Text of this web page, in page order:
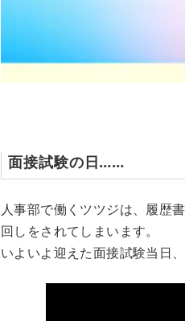
面接試験の日……
人事部で働くツツジは、履歴
回しをされてしまいます。
いよいよ迎えた面接試験当日